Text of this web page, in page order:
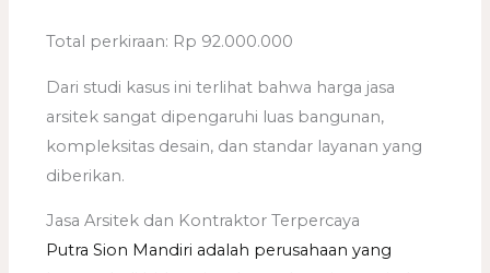
Total perkiraan: Rp 92.000.000
Dari studi kasus ini terlihat bahwa harga jasa
arsitek sangat dipengaruhi luas bangunan,
kompleksitas desain, dan standar layanan yang
diberikan.
Jasa Arsitek dan Kontraktor Terpercaya
Putra Sion Mandiri adalah perusahaan yang